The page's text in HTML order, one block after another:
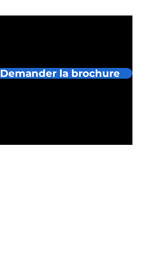
Demander la brochure